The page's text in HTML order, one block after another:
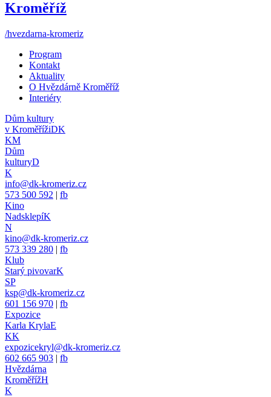
Kroměříž
/hvezdarna-kromeriz
Program
Kontakt
Aktuality
O Hvězdárně Kroměříž
Interiéry
Dům kultury
v KroměřížiDK
KM
Dům
kulturyD
K
info@dk-kromeriz.cz
573 500 592 | fb
Kino
NadsklepíK
N
kino@dk-kromeriz.cz
573 339 280 | fb
Klub
Starý pivovarK
SP
ksp@dk-kromeriz.cz
601 156 970 | fb
Expozice
Karla KrylaE
KK
expozicekryl@dk-kromeriz.cz
602 665 903 | fb
Hvězdárna
KroměřížH
K